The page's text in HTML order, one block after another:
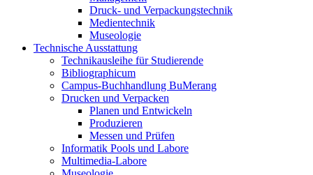
Druck- und Verpackungstechnik
Medientechnik
Museologie
Technische Ausstattung
Technikausleihe für Studierende
Bibliographicum
Campus-Buchhandlung BuMerang
Drucken und Verpacken
Planen und Entwickeln
Produzieren
Messen und Prüfen
Informatik Pools und Labore
Multimedia-Labore